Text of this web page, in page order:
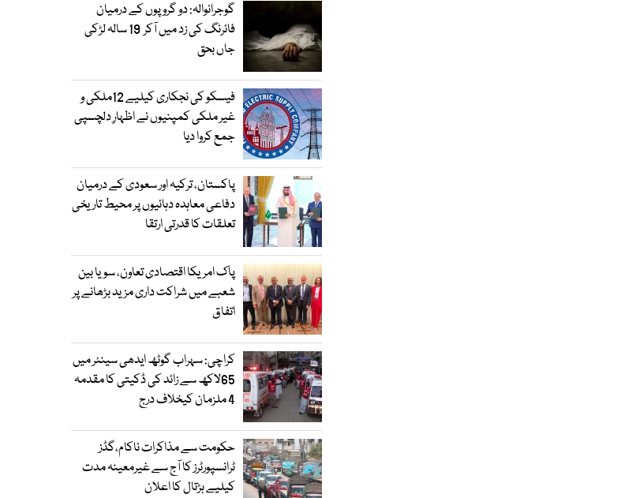
گوجرانوالہ: دو گروپوں کے درمیان
فائرنگ کی زد میں آکر 19 سالہ لڑکی
جاں بحق
فیسکو کی نجکاری کیلیے 12ملکی و
غیر ملکی کمپنیوں نے اظہارِ دلچسپی
جمع کروا دیا
پاکستان، ترکیہ اور سعودی کے درمیان
دفاعی معاہدہ دہائیوں پر محیط تاریخی
تعلقات کا قدرتی ارتقا
پاک امریکا اقتصادی تعاون، سویا بین
شعبے میں شراکت داری مزید بڑھانے پر
اتفاق
کراچی: سہراب گوٹھ ایدھی سینٹر میں
65لاکھ سے زائد کی ڈکیتی کا مقدمہ
4 ملزمان کیخلاف درج
حکومت سے مذاکرات ناکام،گڈز
ٹرانسپورٹرز کا آج سے غیرمعینہ مدت
کیلیے ہڑتال کا اعلان